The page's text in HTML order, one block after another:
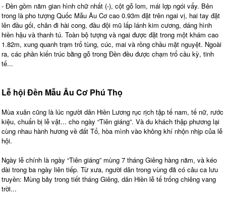
- Đền gồm năm gian hình chữ nhất (-), cột gỗ lom, mái lợp ngói vẩy. Bên
trong là pho tượng Quốc Mẫu Âu Cơ cao 0.93m đặt trên ngai vị, hai tay đặt
lên đầu gối, chân đi hài cong, đầu đội mũ lấp lánh kim cương, dáng hình
hiền hậu và thanh tú. Toàn bộ tượng và ngai được đặt trong một khám cao
1.82m, xung quanh trạm trổ tùng, cúc, mai và rồng chầu mặt nguyệt. Ngoài
ra, các phần kiến trúc bằng gỗ trong Đền đều được chạm trổ cầu kỳ, tinh
tế...
Lễ hội Đền Mẫu Âu Cơ Phú Thọ
Mùa xuân cũng là lúc người dân Hiền Lương rục rịch tập tế nam, tế nữ, rước
kiệu, chuẩn bị lễ vật... cho ngày “Tiên giáng”. Và du khách thập phương lại
cùng nhau hành hương về đất Tổ, hòa mình vào không khí nhộn nhịp của lễ
hội.
Ngày lễ chính là ngày “Tiên giáng” mùng 7 tháng Giêng hàng năm, và kéo
dài trong ba ngày liên tiếp. Từ xưa, người dân trong vùng đã có câu ca lưu
truyền: Mùng bảy trong tiết tháng Giêng, dân Hiền lễ tế trống chiêng vang
trời...